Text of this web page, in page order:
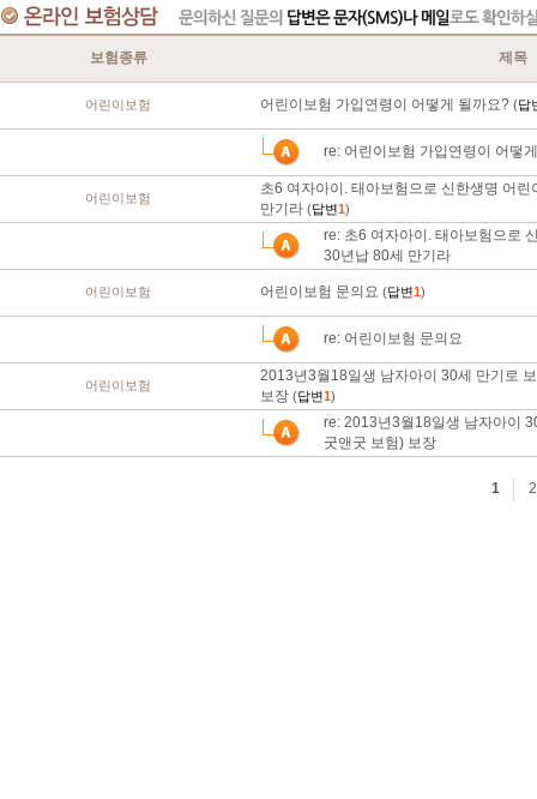
보험종류 제목
어린이보험 어린이보험 가입연령이 어떻게 될까요? (답
re: 어린이보험 가입연령이 어떻
어린이보험
초6 여자아이. 태아보험으로 신한생명 어
만기라 (답변1)
re: 초6 여자아이. 태아보험으로
30년납 80세 만기라
어린이보험 어린이보험 문의요 (답변1)
re: 어린이보험 문의요
어린이보험
2013년3월18일생 남자아이 30세 만기로
보장 (답변1)
re: 2013년3월18일생 남자아이
굿앤굿 보험) 보장
1 2